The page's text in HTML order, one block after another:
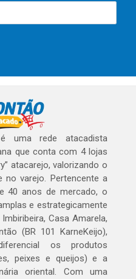
uma rede atacadista
que conta com 4 lojas
atacarejo, valorizando o
no varejo. Pertencente a
40 anos de mercado, o
e estrategicamente
Casa Amarela,
(BR 101 KarneKeijo),
os produtos
peixes e queijos) e a
oriental. Com uma